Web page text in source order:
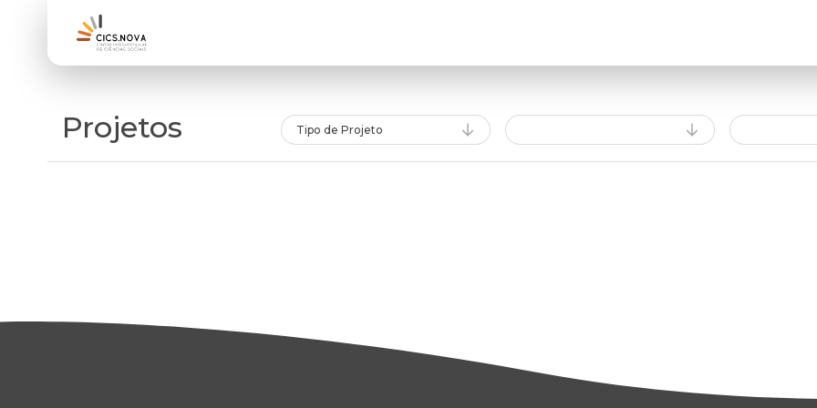
Projetos Tipo de Projeto